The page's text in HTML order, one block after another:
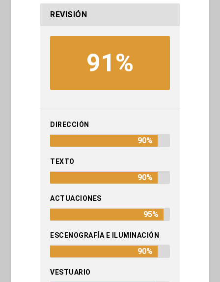
REVISIÓN
91%
DIRECCIÓN
90%
TEXTO
90%
ACTUACIONES
95%
ESCENOGRAFÍA E ILUMINACIÓN
90%
VESTUARIO